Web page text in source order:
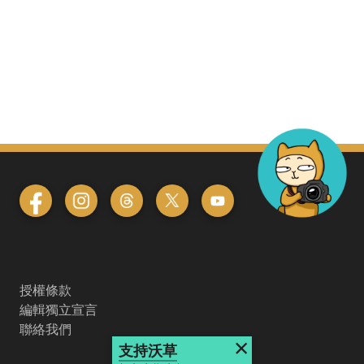
授權條款
編輯獨立宣言
聯絡我們
支持沃草 ×